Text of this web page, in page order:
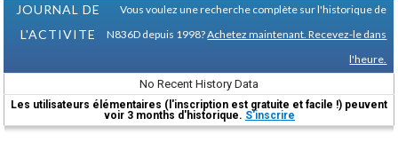
JOURNAL DE
L'ACTIVITE
Vous voulez une recherche complète sur l'historique de
N836D depuis 1998?Achetez maintenant. Recevez-le dans
l'heure.
No Recent History Data
Les utilisateurs élémentaires (l'inscription est gratuite et facile !) peuvent
voir 3 months d'historique. S'inscrire